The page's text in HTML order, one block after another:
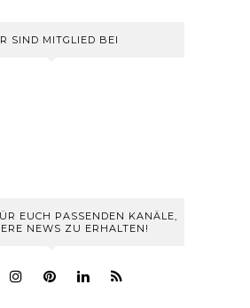
SIND MITGLIED BEI
EUCH PASSENDEN KANÄLE,
NEWS ZU ERHALTEN!